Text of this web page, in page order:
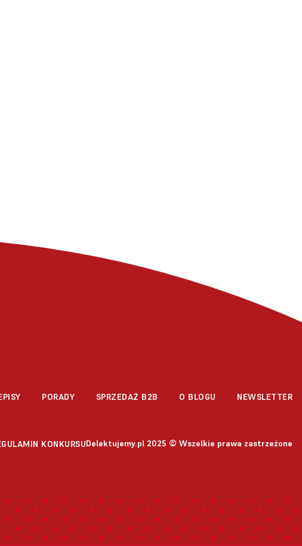
PORADY SPRZEDAŻ B2B O BLOGU NEWSLETTER
KONKURSUDelektujemy.pl 2025 © Wszelkie prawa zastrzeżone